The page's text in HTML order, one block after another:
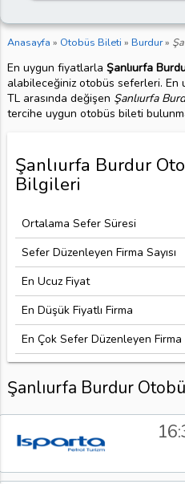
Anasayfa » Otobüs Bileti » Burdur»
En uygun fiyatlarla Şanlıurfa
alabileceğiniz otobüs seferleri. En
TL arasında değişen Şanlıurfa
tercihe uygun otobüs bileti
Şanlıurfa Burdur
Bilgileri
Ortalama Sefer Süresi
Sefer Düzenleyen Firma Sayısı
En Ucuz Fiyat
En Düşük Fiyatlı Firma
En Çok Sefer Düzenleyen Firma
Şanlıurfa Burdur